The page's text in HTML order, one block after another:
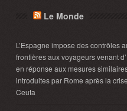
Le Monde
L’Espagne impose des contrôles
frontières aux voyageurs venant
en réponse aux mesures
introduites par Rome après la
Ceuta